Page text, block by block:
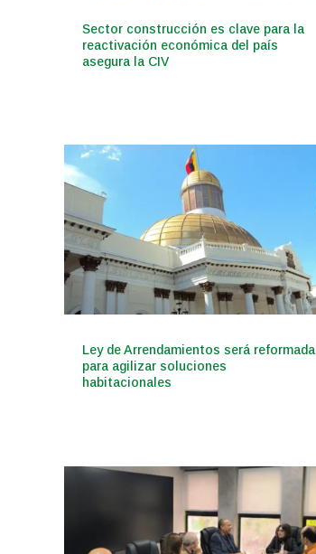
Sector construcción es clave para la
reactivación económica del país
asegura la CIV
Ley de Arrendamientos será reformada
para agilizar soluciones
habitacionales